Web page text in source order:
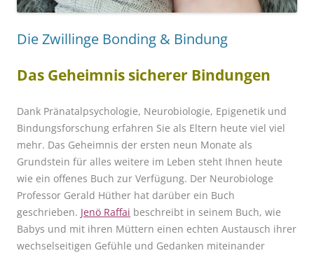
Die Zwillinge Bonding & Bindung
Das Geheimnis sicherer Bindungen
Dank Pränatalpsychologie, Neurobiologie, Epigenetik und
Bindungsforschung erfahren Sie als Eltern heute viel viel
mehr. Das Geheimnis der ersten neun Monate als
Grundstein für alles weitere im Leben steht Ihnen heute
wie ein offenes Buch zur Verfügung. Der Neurobiologe
Professor Gerald Hüther hat darüber ein Buch
geschrieben. Jenö Raffai beschreibt in seinem Buch, wie
Babys und mit ihren Müttern einen echten Austausch ihrer
wechselseitigen Gefühle und Gedanken miteinander